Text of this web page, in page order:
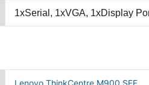
1xSerial, 1xVGA, 1xDisplay
Lenovo ThinkCentre M900 SFF